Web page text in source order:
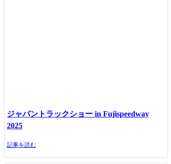
ジャパントラックショー in Fujispeedway
2025
記事を読む